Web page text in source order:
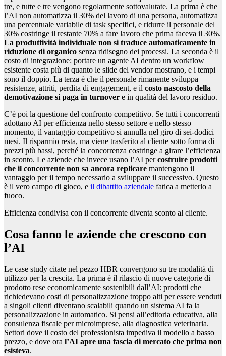
tre, e tutte e tre vengono regolarmente sottovalutate. La prima è che
l’AI non automatizza il 30% del lavoro di una persona, automatizza
una percentuale variabile di task specifici, e ridurre il personale del
30% costringe il restante 70% a fare lavoro che prima faceva il 30%.
La produttività individuale non si traduce automaticamente in
riduzione di organico senza ridisegno dei processi. La seconda è il
costo di integrazione: portare un agente AI dentro un workflow
esistente costa più di quanto le slide del vendor mostrano, e i tempi
sono il doppio. La terza è che il personale rimanente sviluppa
resistenze, attriti, perdita di engagement, e il costo nascosto della
demotivazione si paga in turnover e in qualità del lavoro residuo.
C’è poi la questione del confronto competitivo. Se tutti i concorrenti
adottano AI per efficienza nello stesso settore e nello stesso
momento, il vantaggio competitivo si annulla nel giro di sei-dodici
mesi. Il risparmio resta, ma viene trasferito al cliente sotto forma di
prezzi più bassi, perché la concorrenza costringe a girare l’efficienza
in sconto. Le aziende che invece usano l’AI percostruire prodotti
che il concorrente non sa ancora replicare mantengono il
vantaggio per il tempo necessario a sviluppare il successivo. Questo
è il vero campo di gioco, e il dibattito aziendale fatica a metterlo a
fuoco.
Efficienza condivisa con il concorrente diventa sconto al cliente.
Cosa fanno le aziende che crescono con
l’AI
Le case study citate nel pezzo HBR convergono su tre modalità di
utilizzo per la crescita. La prima è il rilascio di nuove categorie di
prodotto rese economicamente sostenibili dall’AI: prodotti che
richiedevano costi di personalizzazione troppo alti per essere venduti
a singoli clienti diventano scalabili quando un sistema AI fa la
personalizzazione in automatico. Si pensi all’editoria educativa, alla
consulenza fiscale per microimprese, alla diagnostica veterinaria.
Settori dove il costo del professionista impediva il modello a basso
prezzo, e dove ora l’AI apre una fascia di mercato che prima non
esisteva.